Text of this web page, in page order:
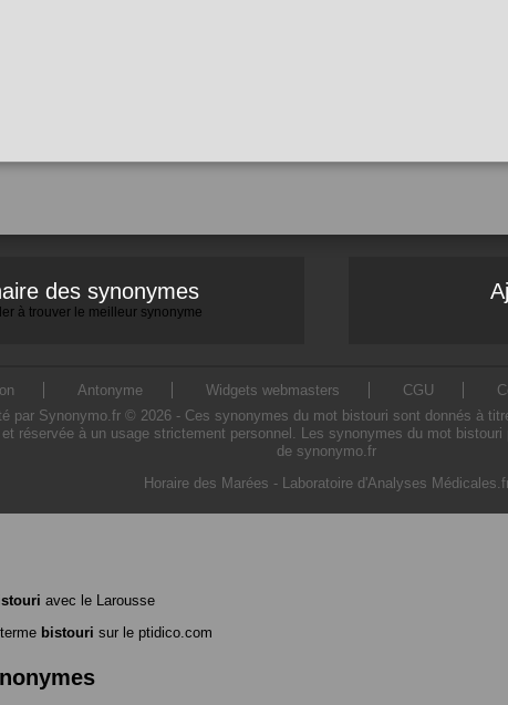
des synonymes
à trouver le meilleur synonyme
Antonyme Widgets webmasters CGU
par Synonymo.fr © 2026 - Ces synonymes du mot bistouri sont donnés à
réservée à un usage strictement personnel. Les synonymes du mot
de synonymo.fr
Horaire des Marées - Laboratoire d'Analyses
avec le Larousse
bistouri sur le ptidico.com